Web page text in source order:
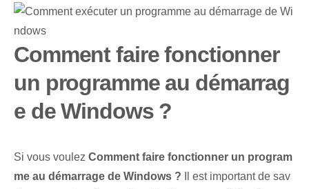
Comment faire fonctionner
un programme au démarrag
e de Windows ?
Si vous voulez Comment faire fonctionner un program
me au démarrage de Windows ? Il est important de sav